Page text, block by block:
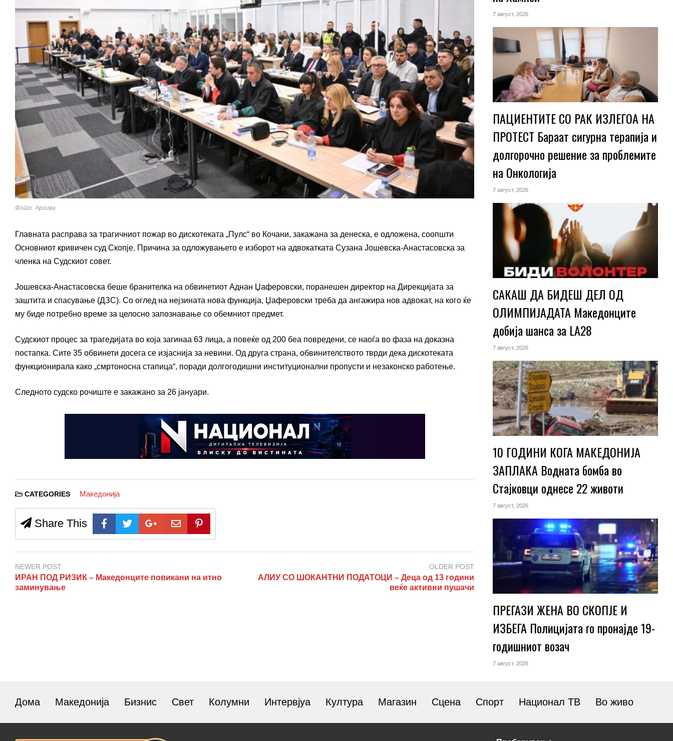
Фото: Архива
Главната расправа за трагичниот пожар во дискотеката „Пулс“ во Кочани, закажана за денеска, е одложена, соопшти
Основниот кривичен суд Скопје. Причина за одложувањето е изборот на адвокатката Сузана Јошевска-Анастасовска за
членка на Судскиот совет.
Јошевска-Анастасовска беше бранителка на обвинетиот Аднан Џаферовски, поранешен директор на Дирекцијата за
заштита и спасување (ДЗС). Со оглед на нејзината нова функција, Џаферовски треба да ангажира нов адвокат, на кого ќе
му биде потребно време за целосно запознавање со обемниот предмет.
Судскиот процес за трагедијата во која загинаа 63 лица, а повеќе од 200 беа повредени, се наоѓа во фаза на доказна
постапка. Сите 35 обвинети досега се изјаснија за невини. Од друга страна, обвинителството тврди дека дискотеката
функционирала како „смртоносна стапица“, поради долгогодишни институционални пропусти и незаконско работење.
Следното судско рочиште е закажано за 26 јануари.
CATEGORIES Македонија
Share This
NEWER POST
ИРАН ПОД РИЗИК – Македонците повикани на итно
заминување
OLDER POST
АЛИУ СО ШОКАНТНИ ПОДАТОЦИ – Деца од 13 години
веќе активни пушачи
7 август, 2026
ПАЦИЕНТИТЕ СО РАК ИЗЛЕГОА НА
ПРОТЕСТ Бараат сигурна терапија и
долгорочно решение за проблемите
на Онкологија
7 август, 2026
САКАШ ДА БИДЕШ ДЕЛ ОД
ОЛИМПИЈАДАТА Македонците
добија шанса за LA28
7 август, 2026
10 ГОДИНИ КОГА МАКЕДОНИЈА
ЗАПЛАКА Водната бомба во
Стајковци однесе 22 животи
7 август, 2026
ПРЕГАЗИ ЖЕНА ВО СКОПЈЕ И
ИЗБЕГА Полицијата го пронајде 19-
годишниот возач
7 август, 2026
Дома Македонија Бизнис Свет Колумни Интервјуа Култура Магазин Сцена Спорт Национал ТВ Во живо